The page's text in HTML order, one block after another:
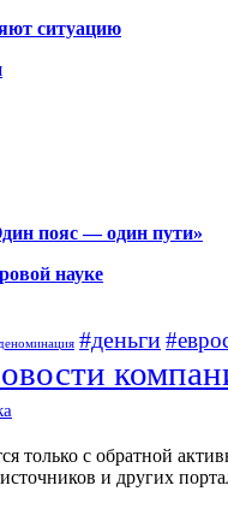
ситуацию
пояс — один пути»
науке
#деньги
только с обратной
и других